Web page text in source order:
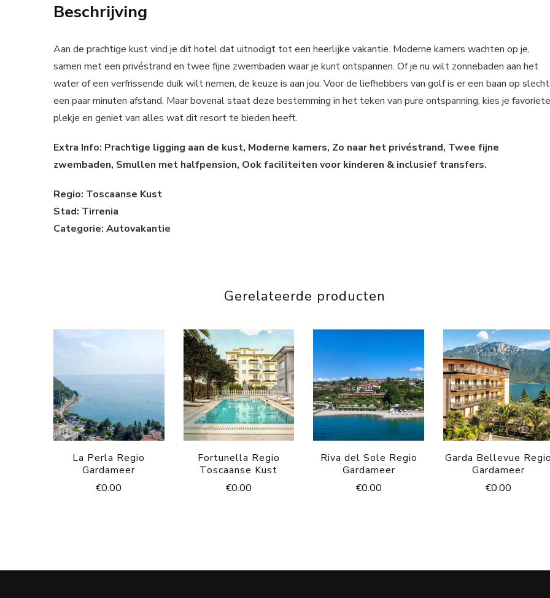
Beschrijving
Aan de prachtige kust vind je dit hotel dat uitnodigt tot een heerlijke vakantie. Moderne kamers wachten op je,
samen met een privéstrand en twee fijne zwembaden waar je kunt ontspannen. Of je nu wilt zonnebaden aan het
water of een verfrissende duik wilt nemen, de keuze is aan jou. Voor de liefhebbers van golf is er een baan op
een paar minuten afstand. Maar bovenal staat deze bestemming in het teken van pure ontspanning, kies je favoriete
plekje en geniet van alles wat dit resort te bieden heeft.
Extra Info: Prachtige ligging aan de kust, Moderne kamers, Zo naar het privéstrand, Twee fijne
zwembaden, Smullen met halfpension, Ook faciliteiten voor kinderen & inclusief transfers.
Regio: Toscaanse Kust
Stad: Tirrenia
Categorie: Autovakantie
Gerelateerde producten
La Perla Regio
Gardameer
€0.00
Fortunella Regio
Toscaanse Kust
€0.00
Riva del Sole Regio
Gardameer
€0.00
Garda Bellevue
Gardameer
€0.00